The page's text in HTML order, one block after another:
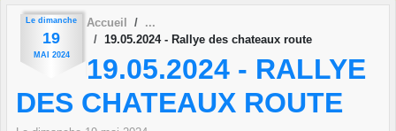
Le dimanche
19
MAI 2024
Accueil
19.05.2024 - Rallye des chateaux route
19.05.2024 - RALLYE
DES CHATEAUX ROUTE